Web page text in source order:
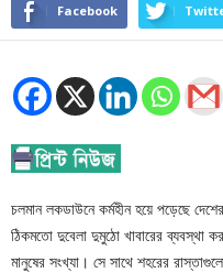
Facebook
চলমান লকডাউনে কর্মহীন হয়ে পড়েছে
ঠিকমতো দুবেলা দুমুঠো খাবারের ব্যবস্থা
মানুষের সংখ্যা। সে সাথে শহরের